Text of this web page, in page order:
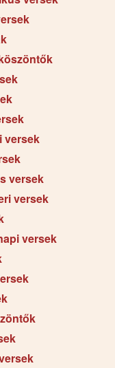
versek
versek
versek
versek